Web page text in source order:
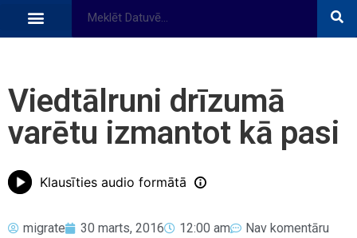
Viedtālruni drīzumā
varētu izmantot kā pasi
Klausīties audio formātā
migrate 30 marts, 2016 12:00 am Nav komentāru